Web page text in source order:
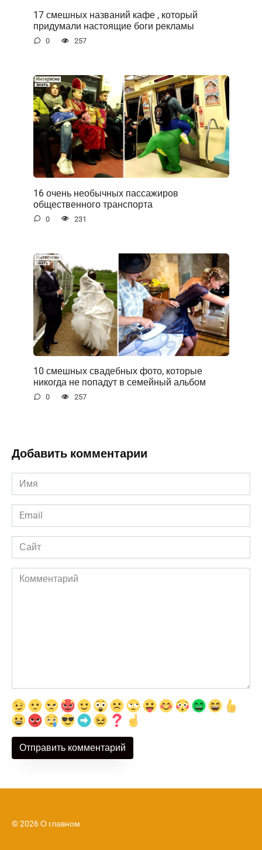
17 смешных названий кафе , который
придумали настоящие боги рекламы
0 257
16 очень необычных пассажиров
общественного транспорта
0 231
10 смешных свадебных фото, которые
никогда не попадут в семейный альбом
0 257
Добавить комментарии
Имя
*
Email
*
Сайт
Комментарий
© 2026 О главном